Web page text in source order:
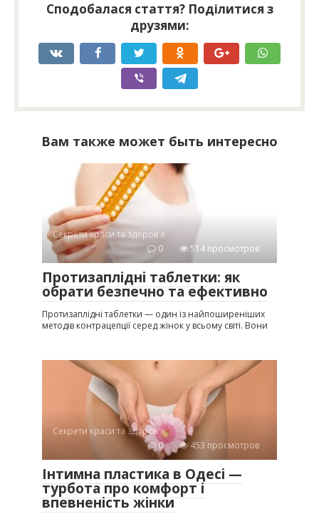
Сподобалася стаття? Поділитися з
друзями:
Вам также может быть интересно
Секрети краси та здоров'я
0
514 просмотров
Протизаплідні таблетки: як
обрати безпечно та ефективно
Протизаплідні таблетки — один із найпоширеніших
методів контрацепції серед жінок у всьому світі. Вони
Секрети краси та здоров'я
0
453 просмотров
Інтимна пластика в Одесі —
турбота про комфорт і
впевненість жінки